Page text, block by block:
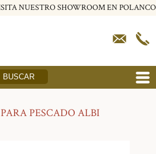
NUESTRO SHOWROOM EN POLANCO
BUSCAR
PESCADO ALBI